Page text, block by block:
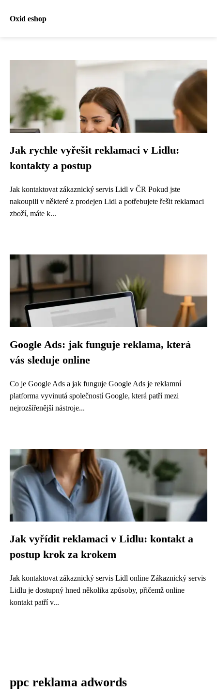
Oxid eshop
Jak rychle vyřešit reklamaci v Lidlu:
kontakty a postup
Jak kontaktovat zákaznický servis Lidl v ČR Pokud jste
nakoupili v některé z prodejen Lidl a potřebujete řešit reklamaci
zboží, máte k...
Google Ads: jak funguje reklama, která
vás sleduje online
Co je Google Ads a jak funguje Google Ads je reklamní
platforma vyvinutá společností Google, která patří mezi
nejrozšířenější nástroje...
Jak vyřídit reklamaci v Lidlu: kontakt a
postup krok za krokem
Jak kontaktovat zákaznický servis Lidl online Zákaznický servis
Lidlu je dostupný hned několika způsoby, přičemž online
kontakt patří v...
ppc reklama adwords